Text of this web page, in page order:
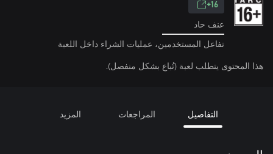
16+
عنف حاد
تفاعل المستخدمين، عمليات الشراء داخل اللعبة
هذا المحتوى يتطلب لعبة (تُباع بشكل منفصل).
التفاصيل المراجعات المزيد